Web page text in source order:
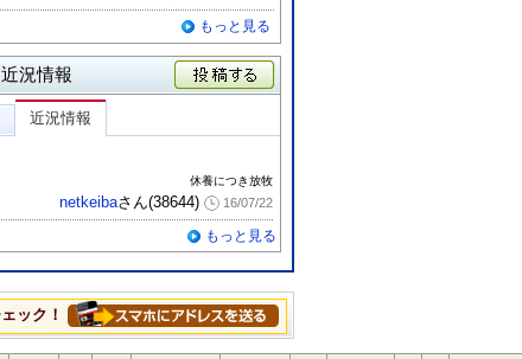
もっと見る
況情報
近況情報
休養につき放牧
netkeibaさん(38644) 16/07/22
もっと見る
ック！